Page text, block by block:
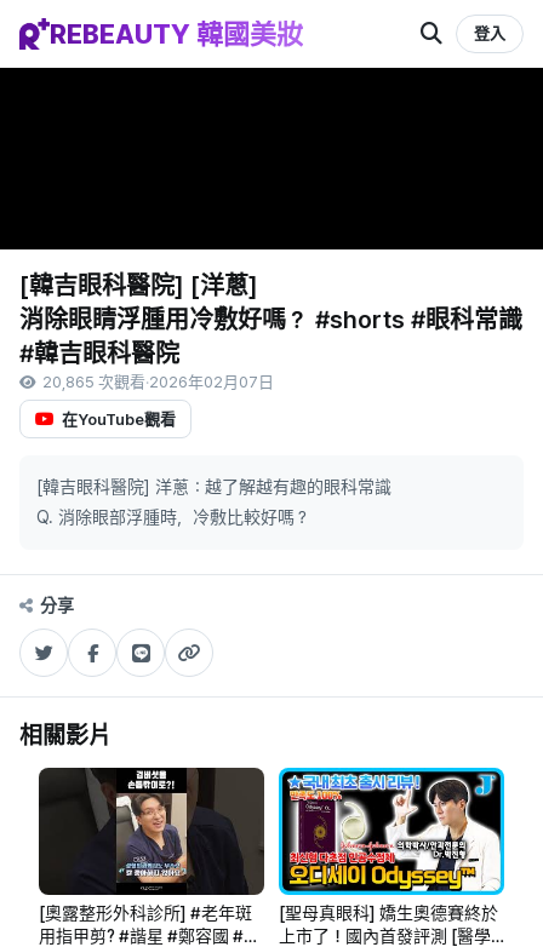
REBEAUTY 韓國美妝 登入
[韓吉眼科醫院] [洋蔥]
消除眼睛浮腫用冷敷好嗎？ #shorts #眼科常識
#韓吉眼科醫院
20,865 次觀看·2026年02月07日
在YouTube觀看
[韓吉眼科醫院] 洋蔥：越了解越有趣的眼科常識
Q. 消除眼部浮腫時，冷敷比較好嗎？
分享
相關影片
[奧露整形外科診所] #老年斑
用指甲剪? #諧星 #鄭容國 #短
[聖母真眼科] 嬌生奧德賽終於
上市了！國內首發評測 [醫學